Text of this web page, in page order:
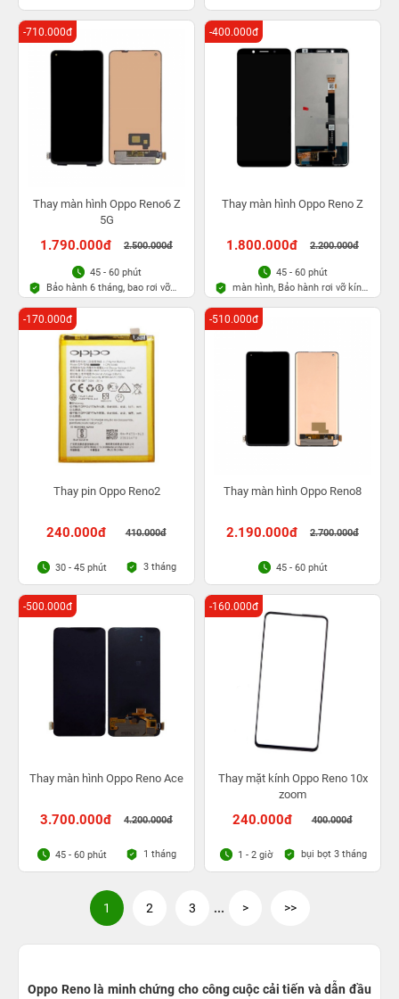
Thay màn hình Oppo Reno6 Z
5G
1.790.000đ 2.500.000đ
-710.000đ
45 - 60 phút
Bảo hành 6 tháng, bao rơi vỡ
kính
Thay màn hình Oppo Reno Z
1.800.000đ 2.200.000đ
-400.000đ
45 - 60 phút
màn hình, Bảo hành rơi vỡ kính
1 lần trong 3 tháng
Thay pin Oppo Reno2
240.000đ 410.000đ
-170.000đ
30 - 45 phút 3 tháng
Thay màn hình Oppo Reno8
2.190.000đ 2.700.000đ
-510.000đ
45 - 60 phút
Thay màn hình Oppo Reno Ace
3.700.000đ 4.200.000đ
-500.000đ
45 - 60 phút 1 tháng
Thay mặt kính Oppo Reno 10x
zoom
240.000đ 400.000đ
-160.000đ
1 - 2 giờ bụi bọt 3 tháng
1 2 3 ... > >>
Oppo Reno là minh chứng cho công cuộc cải tiến và dẫn đầu